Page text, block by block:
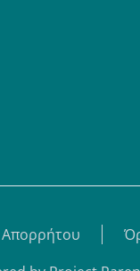
Απορρήτου